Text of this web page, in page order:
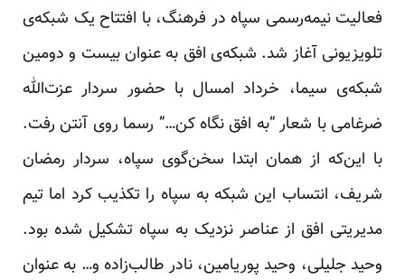
فعالیت نیمه‌رسمی سپاه در فرهنگ، با افتتاح یک شبکه‌ی
تلویزیونی آغاز شد. شبکه‌ی افق به عنوان بیست و دومین
شبکه‌ی سیما، خرداد امسال با حضور سردار عزت‌الله
ضرغامی با شعار “به افق نگاه کن…” رسما روی آنتن رفت.
با این‌که از همان ابتدا سخن‌گوی سپاه، سردار رمضان
شریف، انتساب این شبکه به سپاه را تکذیب کرد اما تیم
مدیریتی افق از عناصر نزدیک به سپاه تشکیل شده بود.
وحید جلیلی، وحید پوریامین، نادر طالب‌زاده و… به عنوان